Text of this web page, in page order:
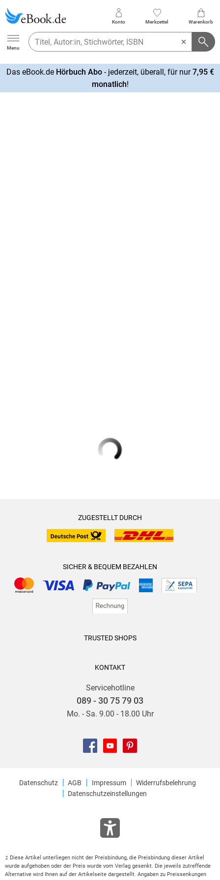
Ebook.de
Menu
Konto Merkzettel Warenkorb
Das eBook.de Hörbuch Abo- jederzeit, überall, für nur7,95 €
monatlich!
ZUGESTELLT DURCH
SICHER & BEQUEM BEZAHLEN
TRUSTED SHOPS
KONTAKT
Servicehotline
089 - 30 75 79 03
Mo. - Sa. 9.00 - 18.00 Uhr
Datenschutz AGB Impressum
Widerrufsbelehrung
Datenschutzeinstellungen
2 Diese Artikel unterliegen nicht der Preisbindung, die Preisbindung dieser Artikel
wurde aufgehoben oder der Preis wurde vom Verlag gesenkt. Die jeweils zutreffende
Alternative wird Ihnen auf der Artikelseite dargestellt. Angaben zu Preissenkungen